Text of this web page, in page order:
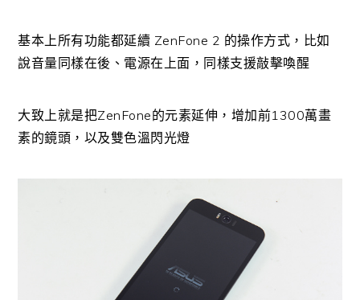
基本上所有功能都延續 ZenFone 2 的操作方式，比如
說音量同樣在後、電源在上面，同樣支援敲擊喚醒
大致上就是把ZenFone的元素延伸，增加前1300萬畫
素的鏡頭，以及雙色溫閃光燈